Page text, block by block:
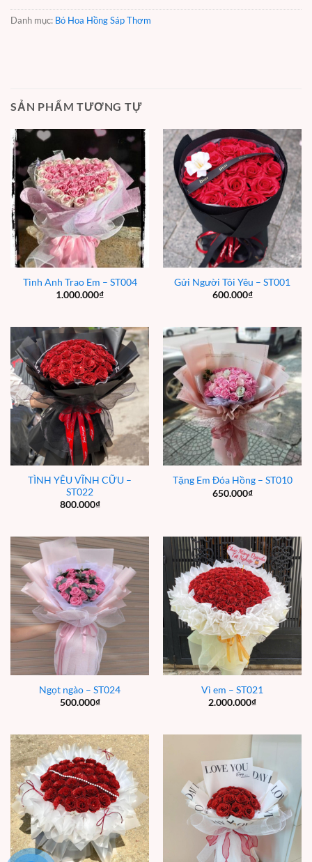
Danh mục: Bó Hoa Hồng Sáp Thơm
SẢN PHẨM TƯƠNG TỰ
Tình Anh Trao Em – ST004
1.000.000₫
Gửi Người Tôi Yêu – ST001
600.000₫
TÌNH YÊU VĨNH CỮU –
ST022
800.000₫
Tặng Em Đóa Hồng – ST010
650.000₫
Ngọt ngào – ST024
500.000₫
Vì em – ST021
2.000.000₫